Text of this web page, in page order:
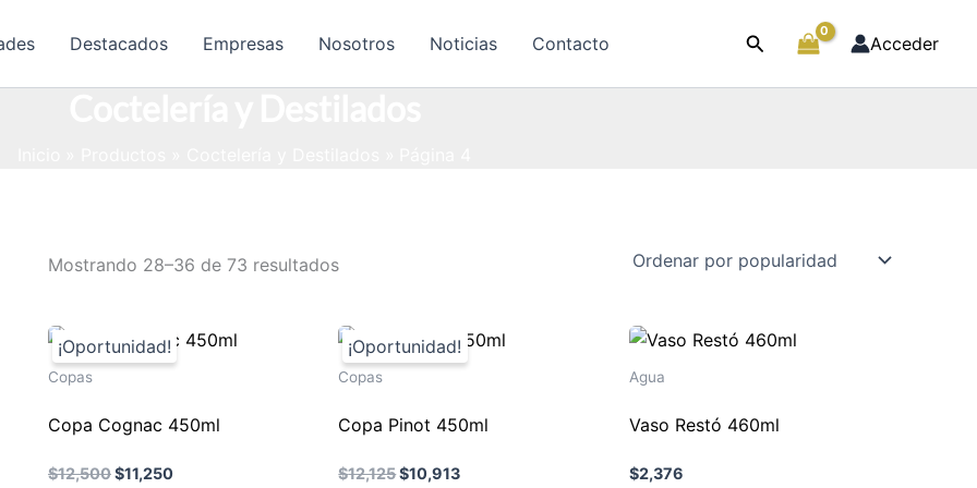
Destacados Empresas Nosotros Noticias Contacto Buscar Acceder
Mostrando 28–36 de 73 resultadosOrdenado
Copas
Copa Cognac 450ml
$12,500El
$11,250El
Copas
Copa Pinot 450ml
$12,125El
$10,913El
Agua
Vaso Restó 460ml
$2,376